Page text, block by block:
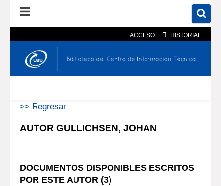
ACCESO HISTORIAL
En el catálogo En el sitio
>> Regresar
AUTOR GULLICHSEN, JOHAN
DOCUMENTOS DISPONIBLES ESCRITOS
POR ESTE AUTOR (3)